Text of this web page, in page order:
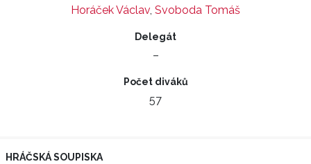
Horáček Václav, Svoboda Tomáš
Delegát
–
Počet diváků
57
HRÁČSKÁ SOUPISKA